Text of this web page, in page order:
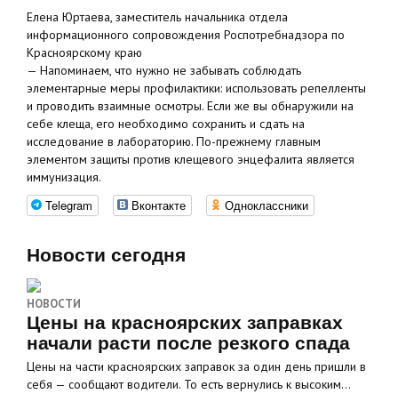
Елена Юртаева, заместитель начальника отдела
информационного сопровождения Роспотребнадзора по
Красноярскому краю
— Напоминаем, что нужно не забывать соблюдать
элементарные меры профилактики: использовать репелленты
и проводить взаимные осмотры. Если же вы обнаружили на
себе клеща, его необходимо сохранить и сдать на
исследование в лабораторию. По-прежнему главным
элементом защиты против клещевого энцефалита является
иммунизация.
Telegram Вконтакте Одноклассники
Новости сегодня
НОВОСТИ
Цены на красноярских заправках
начали расти после резкого спада
Цены на части красноярских заправок за один день пришли в
себя — сообщают водители. То есть вернулись к высоким…